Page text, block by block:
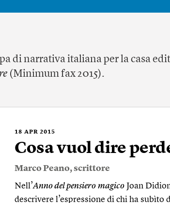
di narrativa italiana per la casa
(Minimum fax 2015).
18 APR 2015
Cosa vuol dire
Marco Peano, scrittore
Nell’Anno del pensiero magico Joan
descrivere l’espressione di chi ha